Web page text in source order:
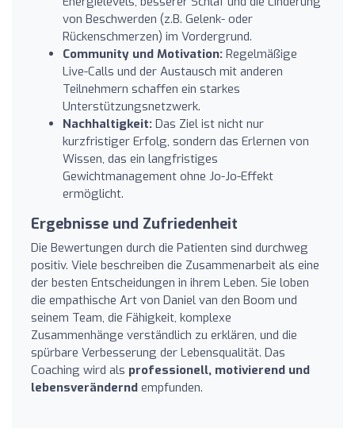
von Beschwerden (z.B. Gelenk- oder
Rückenschmerzen) im Vordergrund.
Community und Motivation: Regelmäßige
Live-Calls und der Austausch mit anderen
Teilnehmern schaffen ein starkes
Unterstützungsnetzwerk.
Nachhaltigkeit: Das Ziel ist nicht nur
kurzfristiger Erfolg, sondern das Erlernen von
Wissen, das ein langfristiges
Gewichtmanagement ohne Jo-Jo-Effekt
ermöglicht.
Ergebnisse und Zufriedenheit
Die Bewertungen durch die Patienten sind durchweg
positiv. Viele beschreiben die Zusammenarbeit als eine
der besten Entscheidungen in ihrem Leben. Sie loben
die empathische Art von Daniel van den Boom und
seinem Team, die Fähigkeit, komplexe
Zusammenhänge verständlich zu erklären, und die
spürbare Verbesserung der Lebensqualität. Das
Coaching wird als professionell, motivierend und
lebensverändernd empfunden.